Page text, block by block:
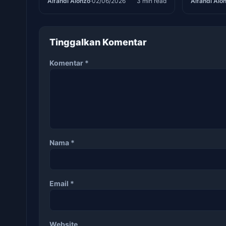
Persija
Tinggalkan Komentar
Komentar *
Nama *
Email *